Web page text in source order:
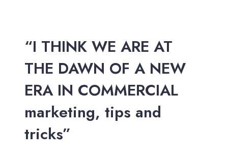
“I THINK WE ARE AT
THE DAWN OF A NEW
ERA IN COMMERCIAL
marketing, tips and
tricks”